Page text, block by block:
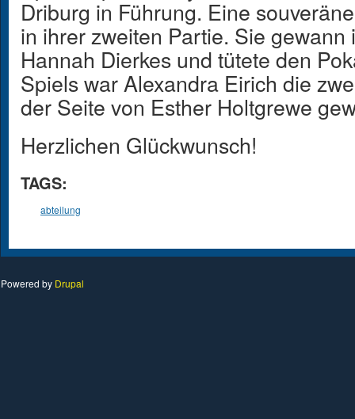
Driburg in Führung. Eine
in ihrer zweiten Partie. Sie
Hannah Dierkes und tütete den
Spiels war Alexandra Eirich die
der Seite von Esther Holtgrewe
Herzlichen Glückwunsch!
TAGS:
abteilung
Powered by Drupal